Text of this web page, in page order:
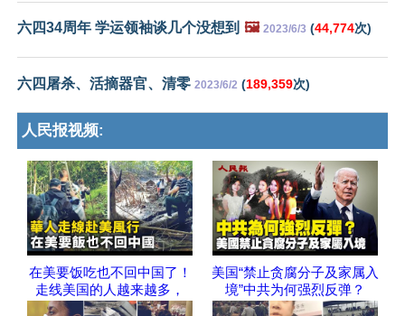
六四34周年 学运领袖谈几个没想到 🖼️ 2023/6/3 (44,774次)
六四屠杀、活摘器官、清零 2023/6/2 (189,359次)
人民报视频:
在美要饭吃也不回中国了！
走线美国的人越来越多，
美国“禁止贪腐分子及家属入
境”中共为何强烈反弹？